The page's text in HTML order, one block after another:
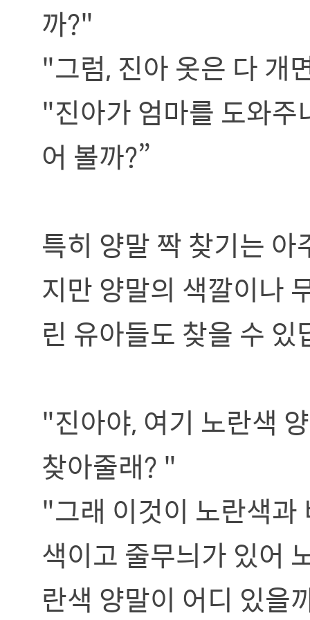
까?"
"그럼, 진아 옷은 다 개
"진아가 엄마를 도와주
어 볼까?”
특히 양말 짝 찾기는
지만 양말의 색깔이나
린 유아들도 찾을 수 있
"진아야, 여기 노란색
찾아줄래? "
"그래 이것이 노란색과
색이고 줄무늬가 있어
란색 양말이 어디 있을